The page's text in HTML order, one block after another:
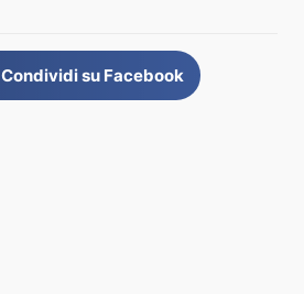
Condividi su Facebook